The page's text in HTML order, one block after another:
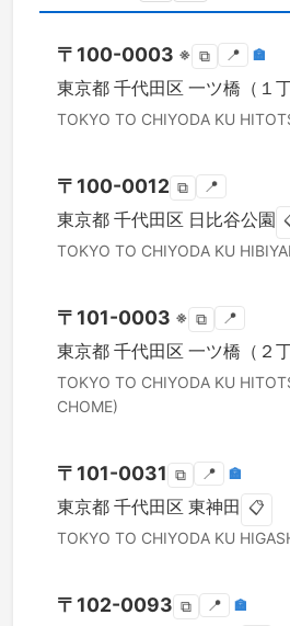
〒 100-0003 ※ ⧉ 📍 🏣
東京都 千代田区 一ツ橋（１丁
TOKYO TO CHIYODA KU
〒 100-0012 ⧉ 📍
東京都 千代田区 日比谷公園
TOKYO TO CHIYODA KU
〒 101-0003 ※ ⧉ 📍
東京都 千代田区 一ツ橋（２丁
TOKYO TO CHIYODA KU
CHOME)
〒 101-0031 ⧉ 📍 🏣
東京都 千代田区 東神田 📋
TOKYO TO CHIYODA KU
〒 102-0093 ⧉ 📍 🏣